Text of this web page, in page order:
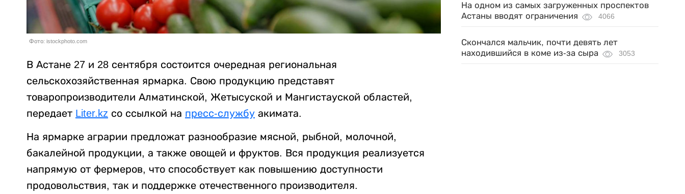
Фото: istockphoto.com
В Астане 27 и 28 сентября состоится очередная региональная
сельскохозяйственная ярмарка. Свою продукцию представят
товаропроизводители Алматинской, Жетысуской и Мангистауской областей,
передает Liter.kz со ссылкой на пресс-службу акимата.
На ярмарке аграрии предложат разнообразие мясной, рыбной, молочной,
бакалейной продукции, а также овощей и фруктов. Вся продукция реализуется
напрямую от фермеров, что способствует как повышению доступности
продовольствия, так и поддержке отечественного производителя.
На одном из самых загруженных проспектов
Астаны вводят ограничения
4066
Скончался мальчик, почти девять лет
находившийся в коме из-за сыра
3053